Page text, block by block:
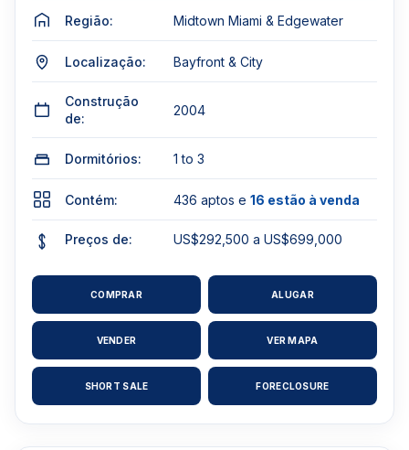
Região: Midtown Miami & Edgewater
Localização: Bayfront & City
Construção
de:
2004
Dormitórios: 1 to 3
Contém: 436 aptos e 16 estão à venda
Preços de: US$292,500 a US$699,000
COMPRAR ALUGAR
VENDER VER MAPA
SHORT SALE FORECLOSURE